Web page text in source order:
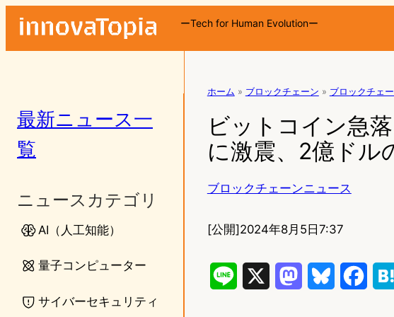
ーTech for Human Evolutionー
最新ニュース一
覧
ニュースカテゴリ
AI（人工知能）
量子コンピューター
サイバーセキュリティ
ホーム » ブロックチェーン » ブロックチェ
ビットコイン急
に激震、2億ドル
ブロックチェーンニュース
[公開]2024年8月5日7:37